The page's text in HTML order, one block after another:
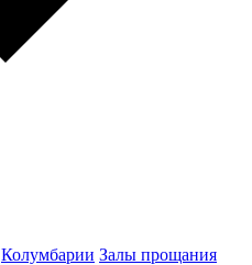
Колумбарии Залы прощания